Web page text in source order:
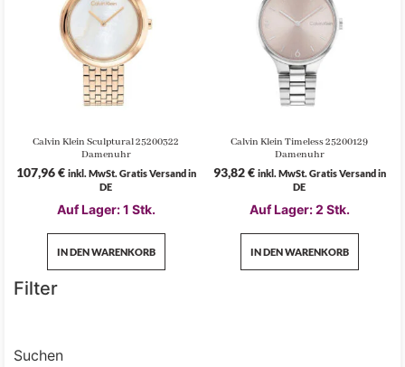
Calvin Klein Sculptural 25200322
Damenuhr
107,96€ inkl. MwSt. Gratis Versand in
DE
Auf Lager: 1 Stk.
IN DEN WARENKORB
Calvin Klein Timeless 25200129
Damenuhr
93,82€ inkl. MwSt. Gratis Versand in
DE
Auf Lager: 2 Stk.
IN DEN WARENKORB
Filter
Suchen